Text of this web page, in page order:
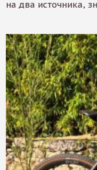
на два источника,